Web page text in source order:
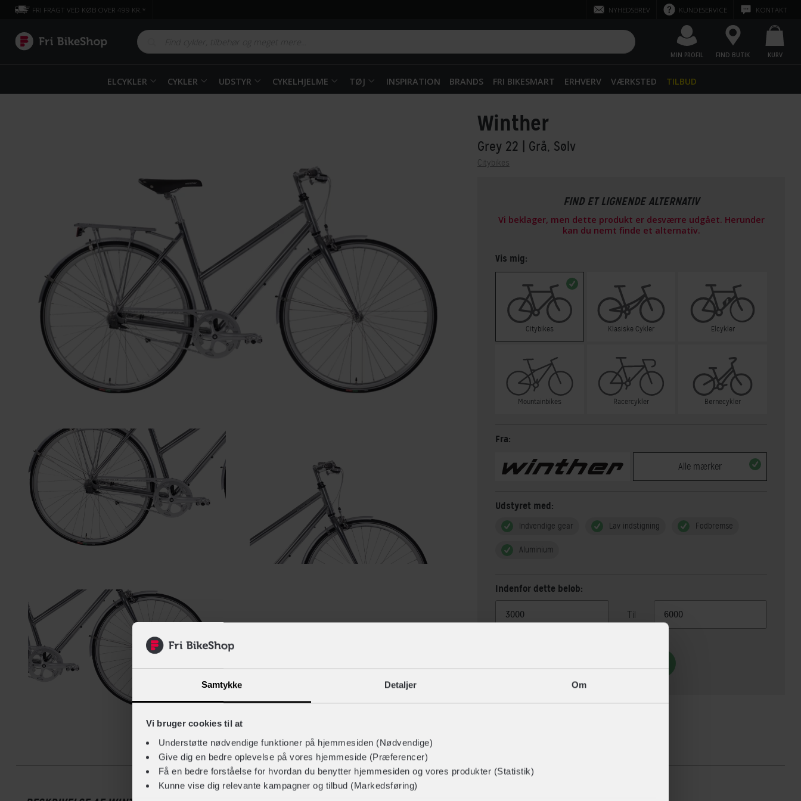
Samtykke Detaljer Om
Vi bruger cookies til at
Understøtte nødvendige funktioner på hjemmesiden (Nødvendige)
Give dig en bedre oplevelse på vores hjemmeside (Præferencer)
Få en bedre forståelse for hvordan du benytter hjemmesiden og vores produkter (Statistik)
Kunne vise dig relevante kampagner og tilbud (Markedsføring)
FRI FRAGT VED KØB OVER 499 KR.* NYHEDSBREV KUNDESERVICE KONTAKT
MIN PROFIL FIND BUTIK KURV
ELCYKLER CYKLER UDSTYR CYKELHJELME TØJ INSPIRATION BRANDS FRI BIKESMART ERHVERV VÆRKSTED TILBUD
Winther
Grey 22 | Grå, Sølv
Citybikes
FIND ET LIGNENDE ALTERNATIV
Vi beklager, men dette produkt er desværre udgået. Herunder
kan du nemt finde et alternativ.
Vis mig:
Citybikes Klasiske Cykler Elcykler
Mountainbikes Racercykler Børnecykler
Fra:
Alle mærker
Udstyret med:
Indvendige gear Lav indstigning Fodbremse
Aluminium
Indenfor dette beløb:
Til
Beskrivelse